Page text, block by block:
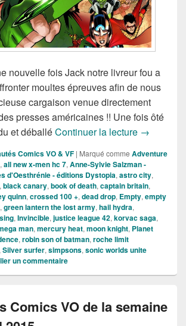
nouvelle fois Jack notre livreur fou a
moultes épreuves afin de nous
cargaison venue directement
presses américaines !! Une fois ôté
et déballéContinuer la lecture Sorties
→
Comics VO & VF | Marqué comme Adventure
, all new x-men hc 7, Anne-Sylvie Salzman -
d'Oesthrénie - éditions Dystopia, astro city,
, black canary, book of death, captain britain,
quinn, crossed 100 +, dead drop, Empty, empty
, green lantern the lost army, hail hydra,
, Invincible, justice league 42, korvac saga,
man, mercury heat, moon knight, Planet
, robin son of batman, roche limit
Silver surfer, simpsons, sonic worlds unite
un commentaire
Comics VO de la semaine